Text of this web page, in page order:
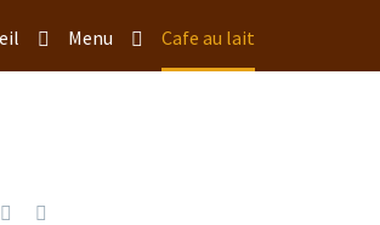
Menu Cafe au lait